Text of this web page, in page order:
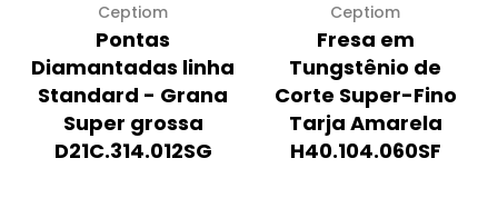
Ceptiom
Pontas
Diamantadas linha
Standard - Grana
Super grossa
D21C.314.012SG
Ceptiom
Fresa em
Tungstênio de
Corte Super-Fino
Tarja Amarela
H40.104.060SF